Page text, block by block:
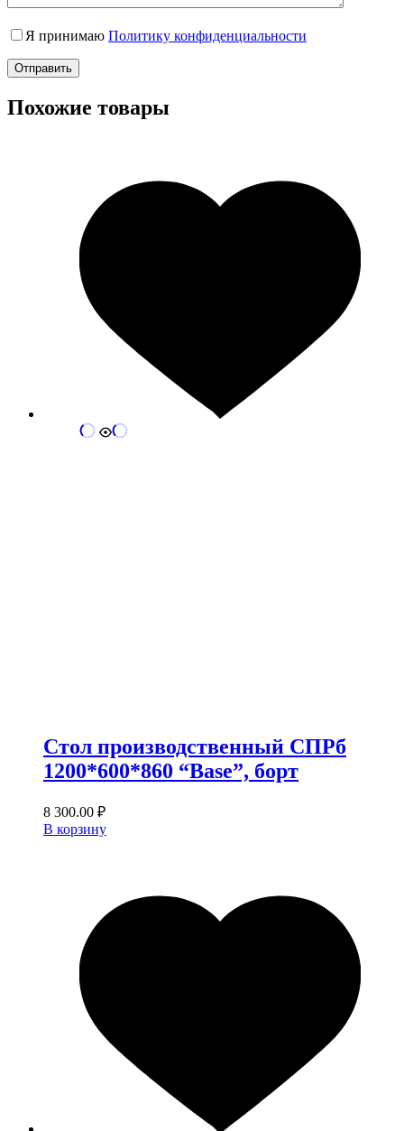
Я принимаю Политику конфиденциальности
Отправить
Похожие товары
Стол производственный СПРб
1200*600*860 “Base”, борт
8 300.00 ₽
В корзину